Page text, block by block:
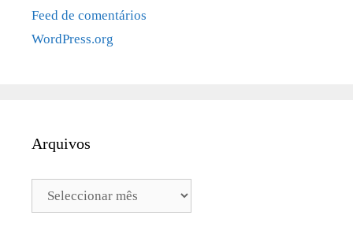
Feed de comentários
WordPress.org
Arquivos
Arquivos